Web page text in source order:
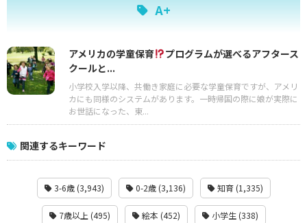
A+
アメリカの学童保育
プログラムが選べるアフタース
クールと...
小学校入学以降、共働き家庭に必要な学童保育ですが、アメリ
カにも同様のシステムがあります。一時帰国の際に娘が実際に
お世話になった、東...
関連するキーワード
3-6歳 (3,943) 0-2歳 (3,136) 知育 (1,335)
7歳以上 (495) 絵本 (452) 小学生 (338)